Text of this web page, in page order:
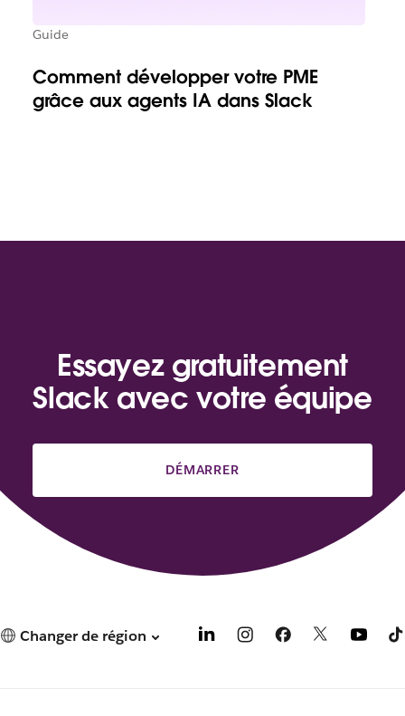
Guide
Comment développer votre PME
grâce aux agents IA dans Slack
Essayez gratuitement
Slack avec votre équipe
DÉMARRER
Changer de région